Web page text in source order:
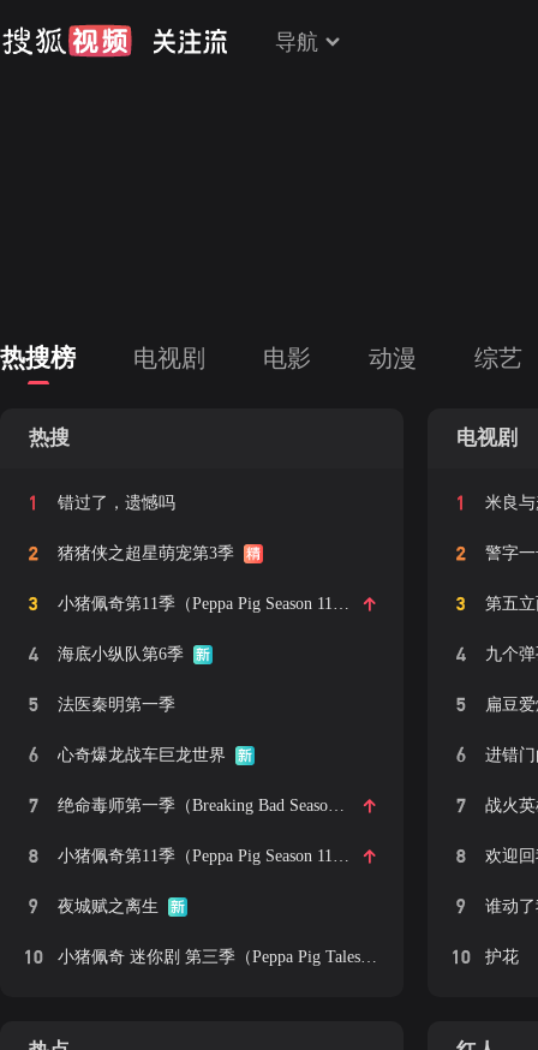
导航
热搜榜 电视剧 电影 动漫 综艺
热搜
1 错过了，遗憾吗
2 猪猪侠之超星萌宠第3季
3 小猪佩奇第11季（Peppa Pig Season 11）中文版
4 海底小纵队第6季
5 法医秦明第一季
6 心奇爆龙战车巨龙世界
7 绝命毒师第一季（Breaking Bad Season 1）
8 小猪佩奇第11季（Peppa Pig Season 11）中文版 有声音频
9 夜城赋之离生
10 小猪佩奇 迷你剧 第三季（Peppa Pig Tales Series 3）英文版
电视剧
1 米良
2 警字
3 第五
4 九个
5 扁豆
6 进错
7 战火
8 欢迎
9 谁动
10 护花